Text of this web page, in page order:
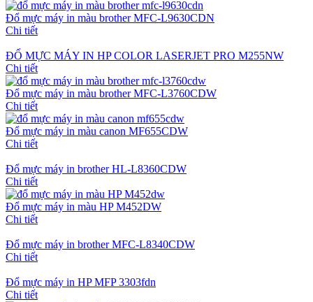
Đổ mực máy in màu brother MFC-L9630CDN
Chi tiết
ĐỔ MỰC MÁY IN HP COLOR LASERJET PRO M255NW
Chi tiết
Đổ mực máy in màu brother MFC-L3760CDW
Chi tiết
Đổ mực máy in màu canon MF655CDW
Chi tiết
Đổ mực máy in brother HL-L8360CDW
Chi tiết
Đổ mực máy in màu HP M452DW
Chi tiết
Đổ mực máy in brother MFC-L8340CDW
Chi tiết
Đổ mực máy in HP MFP 3303fdn
Chi tiết